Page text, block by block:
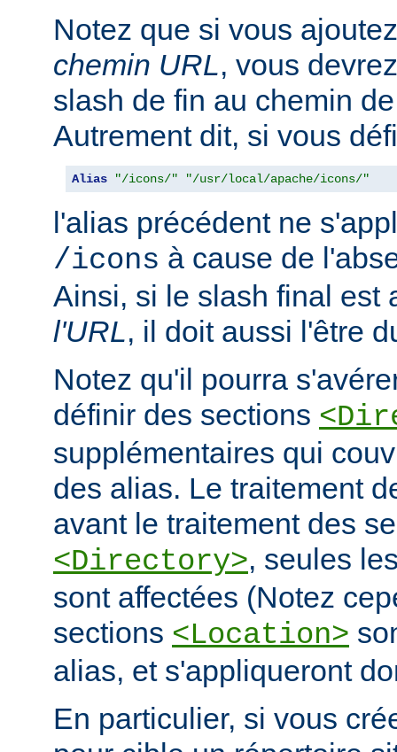
Notez que si vous
chemin URL, vous
slash de fin au chemin
Autrement dit, si vous
Alias "/icons/" "/usr/local/apache/icons/"
l'alias précédent ne
/icons à cause de
Ainsi, si le slash final est
l'URL, il doit aussi l'être
Notez qu'il pourra
définir des sections
supplémentaires qui
des alias. Le traitement
avant le traitement des
<Directory>, seules
sont affectées (Notez
sections <Location>
alias, et s'appliqueront
En particulier, si vous